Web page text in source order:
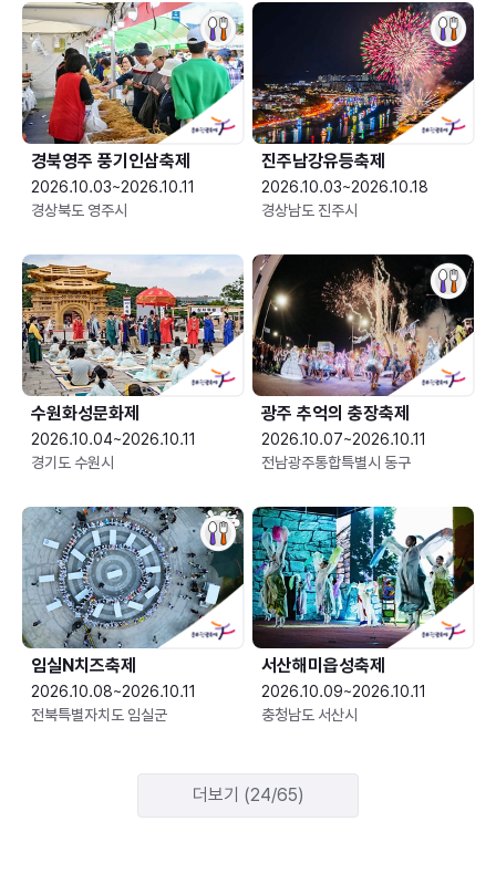
경북영주 풍기인삼축제
2026.10.03~2026.10.11
경상북도 영주시
진주남강유등축제
2026.10.03~2026.10.18
경상남도 진주시
수원화성문화제
2026.10.04~2026.10.11
경기도 수원시
광주 추억의 충장축제
2026.10.07~2026.10.11
전남광주통합특별시 동구
임실N치즈축제
2026.10.08~2026.10.11
전북특별자치도 임실군
서산해미읍성축제
2026.10.09~2026.10.11
충청남도 서산시
더보기 (24/65)